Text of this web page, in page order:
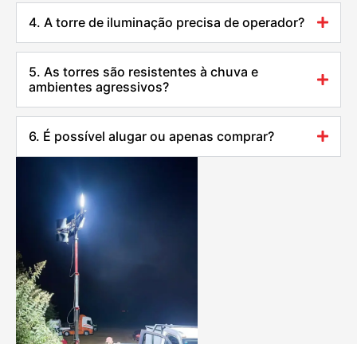
4. A torre de iluminação precisa de operador?
5. As torres são resistentes à chuva e
ambientes agressivos?
6. É possível alugar ou apenas comprar?